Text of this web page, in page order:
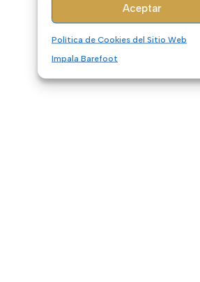
Aceptar
Política de Cookies del Sitio Web
Impala Barefoot